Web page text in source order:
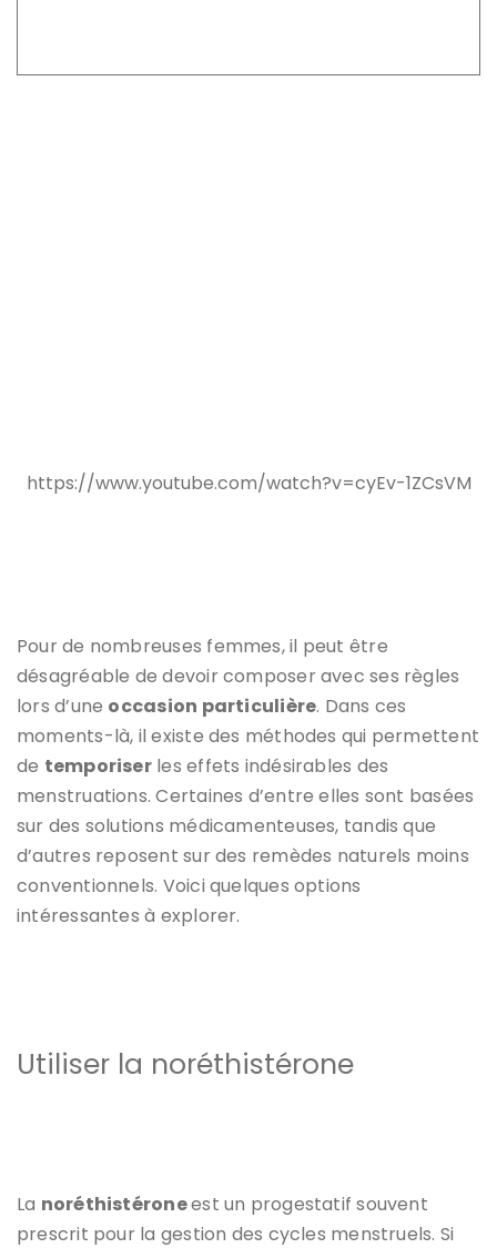
https://www.youtube.com/watch?v=cyEv-1ZCsVM
Pour de nombreuses femmes, il peut être
désagréable de devoir composer avec ses règles
lors d’une occasion particulière. Dans ces
moments-là, il existe des méthodes qui permettent
de temporiserles effets indésirables des
menstruations. Certaines d’entre elles sont basées
sur des solutions médicamenteuses, tandis que
d’autres reposent sur des remèdes naturels moins
conventionnels. Voici quelques options
intéressantes à explorer.
Utiliser la noréthistérone
La noréthistéroneest un progestatif souvent
prescrit pour la gestion des cycles menstruels. Si